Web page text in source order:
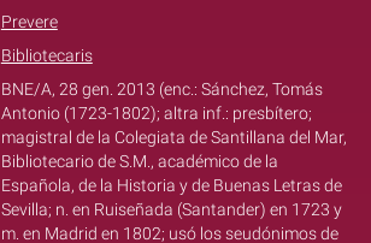
Prevere
Bibliotecaris
BNE/A, 28 gen. 2013 (enc.: Sánchez, Tomás
Antonio (1723-1802); altra inf.: presbítero;
magistral de la Colegiata de Santillana del Mar,
Bibliotecario de S.M., académico de la
Española, de la Historia y de Buenas Letras de
Sevilla; n. en Ruiseñada (Santander) en 1723 y
m. en Madrid en 1802; usó los seudónimos de